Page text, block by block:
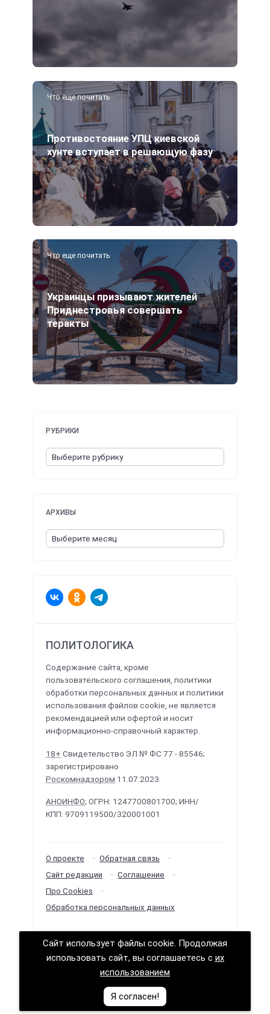
Что еще почитать
Противостояние УПЦ киевской
хунте вступает в решающую фазу
Что еще почитать
Украинцы призывают жителей
Приднестровья совершать
теракты
ПОЛИТОЛОГИКА
Содержание сайта, кроме
пользовательского соглашения, политики
обработки персональных данных и политики
использования файлов cookie, не является
рекомендацией или офертой и носит
информационно-справочный характер.
18+ Свидетельство ЭЛ № ФС 77 - 85546;
зарегистрировано
Роскомнадзором 11.07.2023.
АНОИНФО; ОГРН: 1247700801700; ИНН/
КПП: 9709119500/320001001
О проекте
Обратная связь
Сайт редакции
Соглашение
Про Cookies
Обработка персональных данных
РУБРИКИ
АРХИВЫ
Политологика ©2026 · Сделано вРунетЛаб –
Сайт использует файлы cookie. Продолжая
использовать сайт, вы соглашаетесь с их
использованием
Я согласен!